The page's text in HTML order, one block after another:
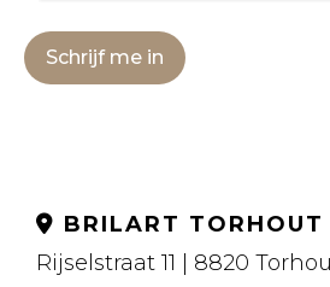
Schrijf me in
BRILART TORHOUT
Rijselstraat 11 | 8820